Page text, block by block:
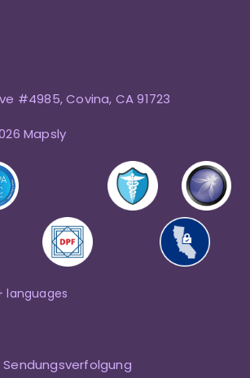
#4985, Covina, CA 91723
Mapsly
languages